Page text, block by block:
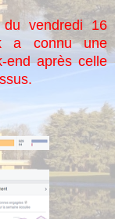
du vendredi 16
a connu une
end après celle